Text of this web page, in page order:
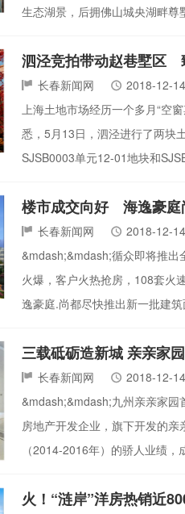
生态湖景，后拥佛山城央湖畔
泗泾竞拍带动赵巷墅区
长春新闻网
2018-12-14
上海土地市场经历一个多月“空
悉，5月13日，泗泾进行了两块
SJSB0003单元12-01地块和
楼市成交向好 海逸豪庭
长春新闻网
2018-12-14
&mdash;&mdash;循众即将推出
火爆，客户火热抢房，108套火
逸豪庭.尚都尽快推出新一批建
三载砥砺造新城 亲亲家
长春新闻网
2018-12-14
&mdash;&mdash;九州亲亲家园
房地产开发企业，旗下开发的
（2014-2016年）的骄人业绩
火！“涟岸”洋房热销近